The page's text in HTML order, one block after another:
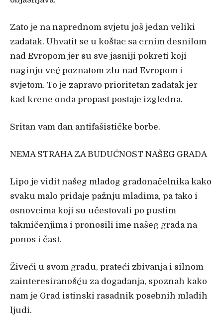
Zato je na naprednom svjetu još jedan veliki
zadatak. Uhvatit se u koštac sa crnim desnilom
nad Evropom jer su sve jasniji pokreti koji
naginju već poznatom zlu nad Evropom i
svjetom. To je zapravo prioritetan zadatak jer
kad krene onda propast postaje izgledna.
Sritan vam dan antifašističke borbe.
NEMA STRAHA ZA BUDUĆNOST NAŠEG GRADA
Lipo je vidit našeg mladog gradonačelnika kako
svaku malo pridaje pažnju mladima, pa tako i
osnovcima koji su učestovali po pustim
takmičenjima i pronosili ime našeg grada na
ponos i čast.
Živeći u svom gradu, prateći zbivanja i silnom
zainteresiranošću za događanja, spoznah kako
nam je Grad istinski rasadnik posebnih mladih
ljudi.